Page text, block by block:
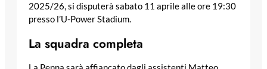
2025/26, si disputerà sabato 11 aprile alle ore 19:30
presso l’U-Power Stadium.
La squadra completa